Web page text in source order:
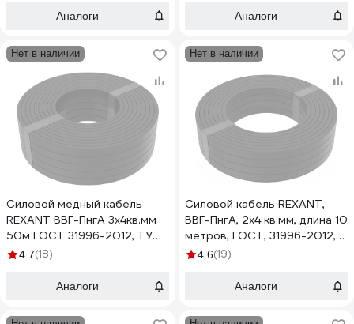
Аналоги Аналоги
Нет в наличии
Силовой медный кабель
REXANT ВВГ-ПнгА 3x4кв.мм
50м ГОСТ 31996-2012, ТУ
16-705.499-2010 01-8213-
4.7(18)
Аналоги
Нет в наличии
Силовой кабель REXANT,
ВВГ-ПнгА, 2x4 кв.мм, длина 10
метров, ГОСТ, 31996-2012,
ТУ, медный 16-705.499-2010
4.6(19)
Аналоги